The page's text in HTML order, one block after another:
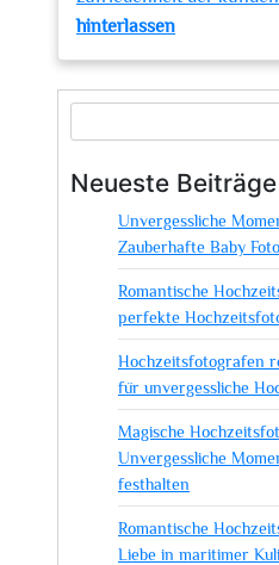
hinterlassenzu
festgehalten:
Der
in
Neueste Beiträge
Unvergessliche
Zauberhafte Baby
Romantische
perfekte
Hochzeitsfotografen
für unvergessliche
Magische
Unvergessliche
festhalten
Romantische
Liebe in maritimer